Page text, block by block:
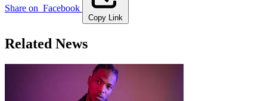
Share on Facebook
Copy Link
Related News